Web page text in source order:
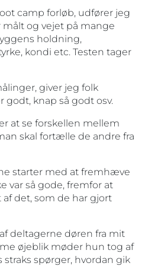
camp forløb, udfører jeg
målt og vejet på mange
holdning,
kondi etc. Testen tager
giver jeg folk
godt, knap så godt osv.
at se forskellen mellem
skal fortælle de andre fra
starter med at fremhæve
var så gode, fremfor at
det, som de har gjort
deltagerne døren fra mit
øjeblik møder hun tog af
spørger, hvordan gik